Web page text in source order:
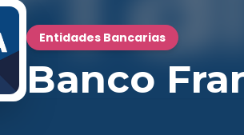
Entidades Bancarias
Banco